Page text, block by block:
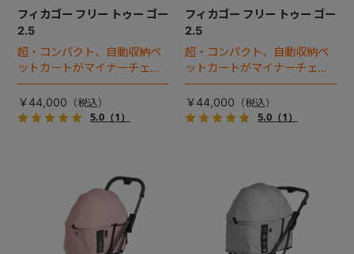
フィカゴー フリー トゥー ゴー
2.5
超・コンパクト、自動収納ペ
ットカートがマイナーチェン
ジ！
￥44,000
5.0（1）
フィカゴー フリー トゥー ゴー
2.5
超・コンパクト、自動収納ペ
ットカートがマイナーチェン
ジ！
￥44,000
5.0（1）